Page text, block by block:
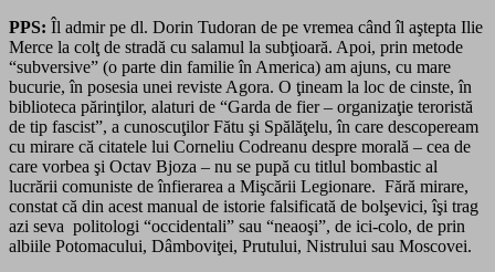
PPS: Îl admir pe dl. Dorin Tudoran de pe vremea când îl aştepta Ilie
Merce la colţ de stradă cu salamul la subţioară. Apoi, prin metode
“subversive” (o parte din familie în America) am ajuns, cu mare
bucurie, în posesia unei reviste Agora. O ţineam la loc de cinste, în
biblioteca părinţilor, alaturi de “Garda de fier – organizaţie teroristă
de tip fascist”, a cunoscuţilor Fătu şi Spălăţelu, în care descopeream
cu mirare că citatele lui Corneliu Codreanu despre morală – cea de
care vorbea şi Octav Bjoza – nu se pupă cu titlul bombastic al
lucrării comuniste de înfierarea a Mişcării Legionare. Fără mirare,
constat că din acest manual de istorie falsificată de bolşevici, îşi trag
azi seva politologi “occidentali” sau “neaoşi”, de ici-colo, de prin
albiile Potomacului, Dâmboviţei, Prutului, Nistrului sau Moscovei.